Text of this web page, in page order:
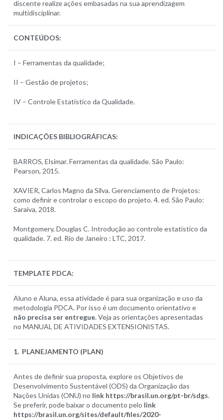
discente realize ações embasadas na sua aprendizagem
multidisciplinar.
CONTEÚDOS:
I – Ferramentas da qualidade;
II – Gestão de projetos;
IV – Controle Estatístico da Qualidade.
INDICAÇÕES BIBLIOGRÁFICAS:
BARROS, Elsimar. Ferramentas da qualidade. São Paulo:
Pearson, 2015.
XAVIER, Carlos Magno da Silva. Gerenciamento de Projetos:
como definir e controlar o escopo do projeto. 4. ed. São Paulo:
Saraiva, 2018.
Montgomery, Douglas C. Introdução ao controle estatístico da
qualidade. 7. ed. Rio de Janeiro : LTC, 2017.
TEMPLATE PDCA:
Aluno e Aluna, essa atividade é para sua organização e uso da
metodologia PDCA. Por isso é um documento orientativo e
não precisa ser entregue. Veja as orientações apresentadas
no MANUAL DE ATIVIDADES EXTENSIONISTAS.
1. PLANEJAMENTO (PLAN)
Antes de definir sua proposta, explore os Objetivos de
Desenvolvimento Sustentável (ODS) da Organização das
Nações Unidas (ONU) no link https://brasil.un.org/pt-br/sdgs.
Se preferir, pode baixar o documento pelo link
https://brasil.un.org/sites/default/files/2020-